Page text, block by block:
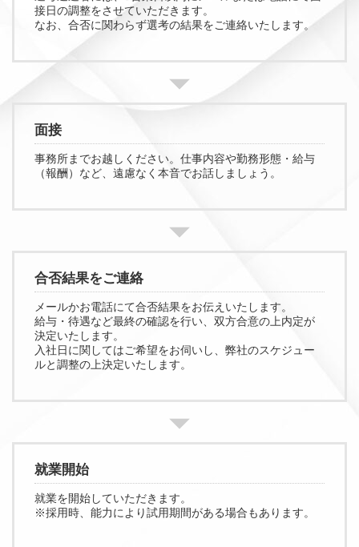
接日の調整をさせていただきます。
なお、合否に関わらず選考の結果をご連絡いたします。
面接
事務所までお越しください。仕事内容や勤務形態・給与
（報酬）など、遠慮なく本音でお話しましょう。
合否結果をご連絡
メールかお電話にて合否結果をお伝えいたします。
給与・待遇など最終の確認を行い、双方合意の上内定が
決定いたします。
入社日に関してはご希望をお伺いし、弊社のスケジュー
ルと調整の上決定いたします。
就業開始
就業を開始していただきます。
※採用時、能力により試用期間がある場合もあります。